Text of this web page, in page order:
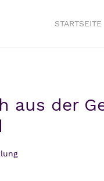
STARTSEITE
aus der